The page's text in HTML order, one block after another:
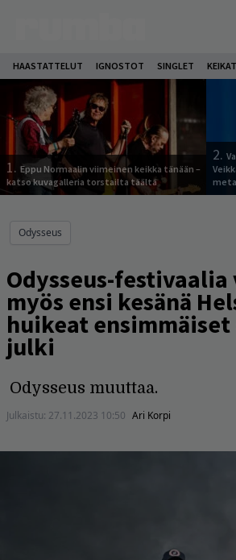
HAASTATTELUT IGNOSTOT SINGLET KEIKAT
1. Eppu Normaalin viimeinen keikka tänään –
katso kuvagalleria torstailta täältä
2.
Odysseus
Odysseus-
myös ensi kesänä
huikeat
julki
Odysseus muuttaa.
Julkaistu: 27.11.2023 10:50 Ari Korpi